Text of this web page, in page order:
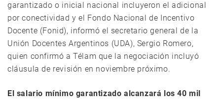
garantizado o inicial nacional incluyeron el adicional
por conectividad y el Fondo Nacional de Incentivo
Docente (Fonid), informó el secretario general de la
Unión Docentes Argentinos (UDA), Sergio Romero,
quien confirmó a Télam que la negociación incluyó
cláusula de revisión en noviembre próximo.
El salario mínimo garantizado alcanzará los 40 mil